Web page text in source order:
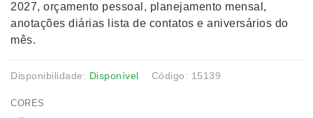
2027, orçamento pessoal, planejamento mensal,
anotações diárias lista de contatos e aniversários do
mês.
Disponibilidade: Disponível Código: 15139
CORES